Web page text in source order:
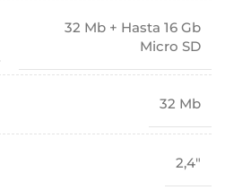
32 Mb + Hasta 16 Gb
Micro SD
32 Mb
2,4"